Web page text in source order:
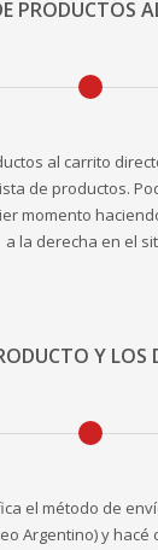
PRODUCTOS
al carrito
de productos.
momento
a la derecha en el
Y LOS
el método de
Argentino) y hacé